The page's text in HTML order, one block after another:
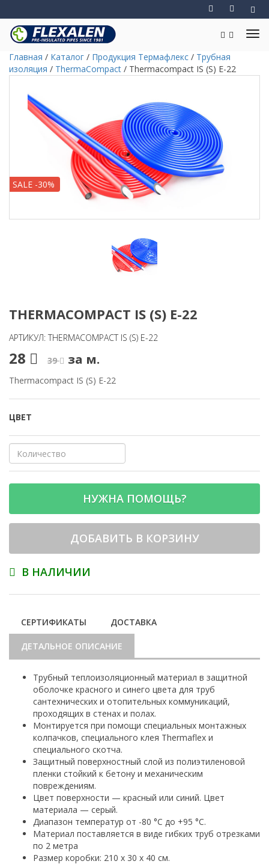
Главная / Каталог / Продукция Термафлекс / Трубная
изоляция / ThermaCompact / Thermacompact IS (S) E-22
SALE -30%
THERMACOMPACT IS (S) E-22
АРТИКУЛ: THERMACOMPACT IS (S) E-22
28 39 за м.
Thermacompact IS (S) E-22
ЦВЕТ
НУЖНА ПОМОЩЬ?
ДОБАВИТЬ В КОРЗИНУ
В НАЛИЧИИ
СЕРТИФИКАТЫ ДОСТАВКА
ДЕТАЛЬНОЕ ОПИСАНИЕ
Трубный теплоизоляционный материал в защитной
оболочке красного и синего цвета для труб
сантехнических и отопительных коммуникаций,
проходящих в стенах и полах.
Монтируется при помощи специальных монтажных
колпачков, специального клея Thermaflex и
специального скотча.
Защитный поверхностный слой из полиэтиленовой
пленки стойкий к бетону и механическим
повреждениям.
Цвет поверхности — красный или синий. Цвет
материала — серый.
Диапазон температур от -80 °С до +95 °С.
Материал поставляется в виде гибких труб отрезками
по 2 метра
Размер коробки: 210 х 30 х 40 см.